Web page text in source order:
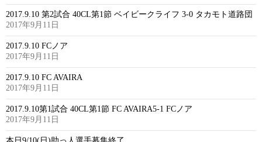
2017.9.10 第2試合 40CL第1節 ベイビークライフ 3-0 タカモト道路団
2017年9月11日
2017.9.10 FCノア
2017年9月11日
2017.9.10 FC AVAIRA
2017年9月11日
2017.9.10第1試合 40CL第1節 FC AVAIRA5-1 FCノア
2017年9月11日